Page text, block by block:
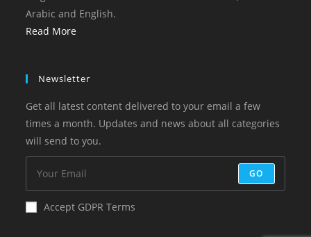
Arabic and English.
Read More
Newsletter
Get all latest content delivered to your email a few
times a month. Updates and news about all categories
will send to you.
GO
Accept GDPR Terms